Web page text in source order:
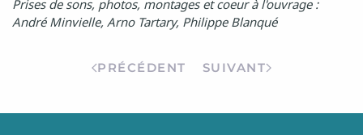
Prises de sons, photos, montages et coeur à l'ouvrage :
André Minvielle, Arno Tartary, Philippe Blanqué
PRÉCÉDENT SUIVANT